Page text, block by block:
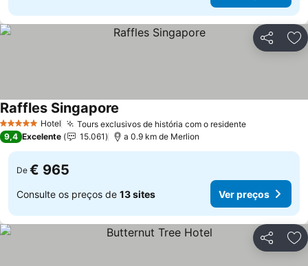
Partilhar
5 Estrelas Hotel Tours exclusivos de história com o residenteVer preços
Raffles Singapore
9,4 Excelente 15.061 a 0.9 km de Merlion
De € 965
Consulte os preços de 13 sites Ver preços
Partilhar